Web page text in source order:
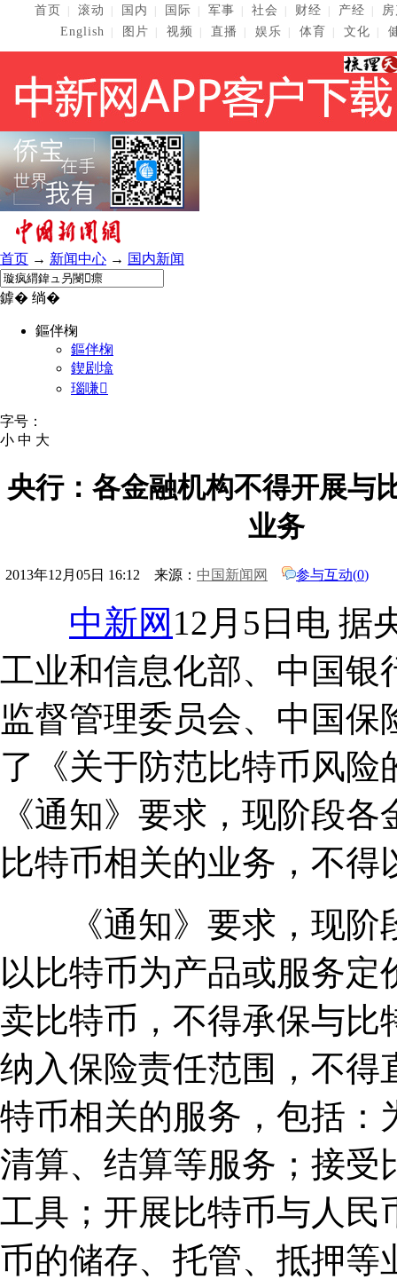
首页 滚动 国内 国际 军事 社会 财经 产经
English
图片 视频 直播 娱乐 体育 文化
首页 → 新闻中心 → 国内新闻
鎼� 绱�
鏂伴椈
鏂伴椈
鍥剧墖
瑙嗛
字号：
小 中 大
央行：各金融机构不得开展与
业务
2013年12月05日 16:12 来源： 中国新闻网 参与互动(0)
中新网 12月5日电 据
工业和信息化部、中国银
监督管理委员会、中国
了《关于防范比特币风
《通知》要求，现阶段
比特币相关的业务，不
《通知》要求，现阶
以比特币为产品或服务
卖比特币，不得承保与比
纳入保险责任范围，不得
特币相关的服务，包括：
清算、结算等服务；接受
工具；开展比特币与人民
币的储存、托管、抵押等